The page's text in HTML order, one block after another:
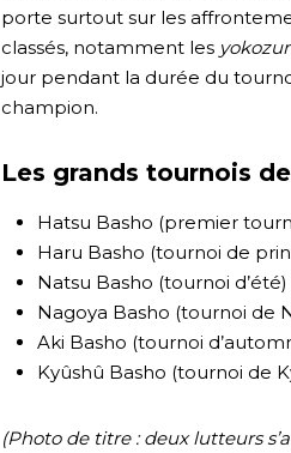
porte surtout sur les
classés, notamment les
jour pendant la durée du
champion.
Les grands tournois
Hatsu Basho (premier
Haru Basho (tournoi de
Natsu Basho (tournoi d’été)
Nagoya Basho (tournoi de
Aki Basho (tournoi
Kyûshû Basho (tournoi de
(Photo de titre : deux lutteurs